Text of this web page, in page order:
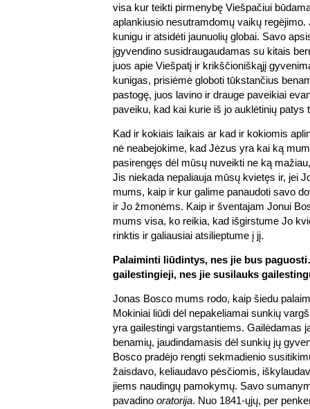
visa kur teikti pirmenybę Viešpačiui
aplankiusio nesutramdomų vaikų regėjimo.
kunigu ir atsidėti jaunuolių globai. Savo
įgyvendino susidraugaudamas su kitais
juos apie Viešpatį ir krikščioniškąjį
kunigas, prisiėmė globoti tūkstančius
pastogę, juos lavino ir drauge paveikiai
paveiku, kad kai kurie iš jo auklėtinių patys
Kad ir kokiais laikais ar kad ir kokiomis
nė neabejokime, kad Jėzus yra kai ką
pasirengęs dėl mūsų nuveikti ne ką
Jis niekada nepaliauja mūsų kvietęs ir, jei
mums, kaip ir kur galime panaudoti savo
ir Jo žmonėms. Kaip ir šventajam Jonui
mums visa, ko reikia, kad išgirstume Jo
rinktis ir galiausiai atsilieptume į jį.
Palaiminti liūdintys, nes jie bus
gailestingieji, nes jie susilauks
Jonas Bosco mums rodo, kaip šiedu
Mokiniai liūdi dėl nepakeliamai sunkių
yra gailestingi vargstantiems. Gailėdamas
benamių, jaudindamasis dėl sunkių jų
Bosco pradėjo rengti sekmadienio
žaisdavo, keliaudavo pėsčiomis,
jiems naudingų pamokymų. Savo
pavadino oratorija. Nuo 1841-ųjų, per